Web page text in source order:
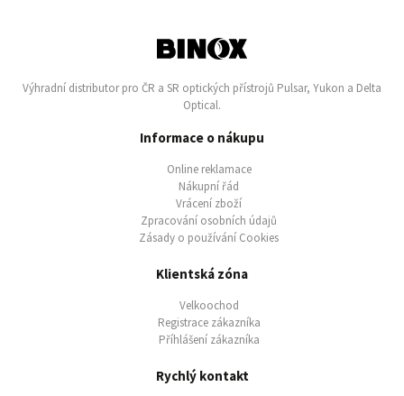
Výhradní distributor pro ČR a SR optických přístrojů Pulsar, Yukon a Delta
Optical.
Informace o nákupu
Online reklamace
Nákupní řád
Vrácení zboží
Zpracování osobních údajů
Zásady o používání Cookies
Klientská zóna
Velkoochod
Registrace zákazníka
Příhlášení zákazníka
Rychlý kontakt